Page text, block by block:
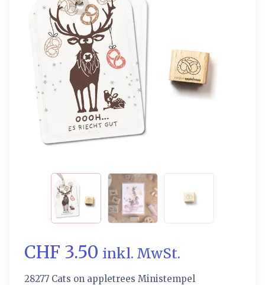
CHF 3.50 inkl. MwSt.
28277 Cats on appletrees Ministempel